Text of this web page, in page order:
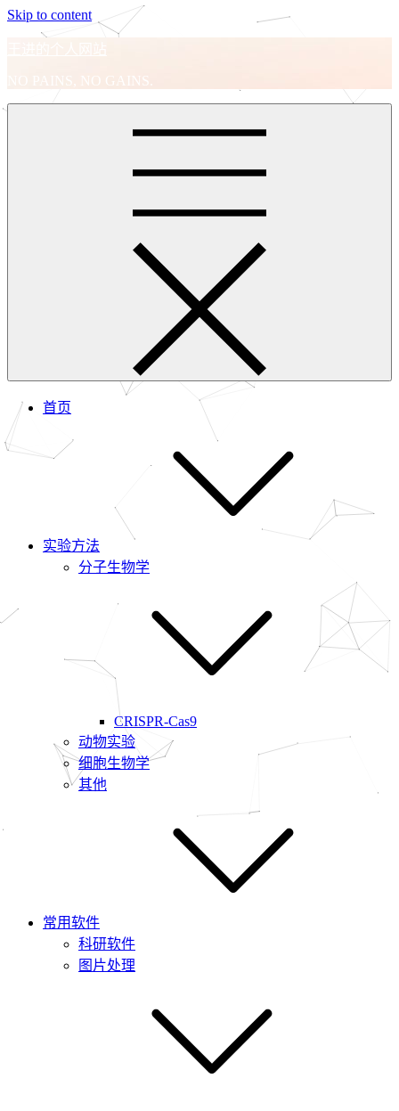
Skip to content
王进的个人网站
NO PAINS, NO GAINS.
首页
实验方法
分子生物学
CRISPR-Cas9
动物实验
细胞生物学
其他
常用软件
科研软件
图片处理